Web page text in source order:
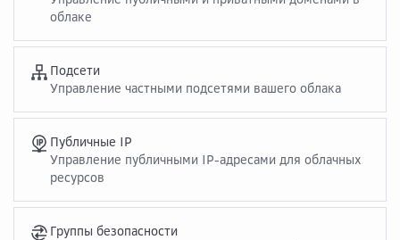
облаке
Подсети
Управление частными подсетями вашего облака
Публичные IP
Управление публичными IP-адресами для облачных
ресурсов
Группы безопасности